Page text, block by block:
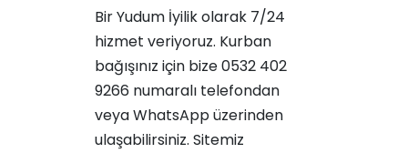
Bir Yudum İyilik olarak 7/24
hizmet veriyoruz. Kurban
bağışınız için bize 0532 402
9266 numaralı telefondan
veya WhatsApp üzerinden
ulaşabilirsiniz. Sitemiz